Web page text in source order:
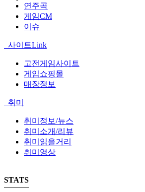
연주곡
게임CM
이슈
사이트Link
고전게임사이트
게임쇼핑몰
매장정보
취미
취미정보/뉴스
취미소개/리뷰
취미읽을거리
취미영상
STATS